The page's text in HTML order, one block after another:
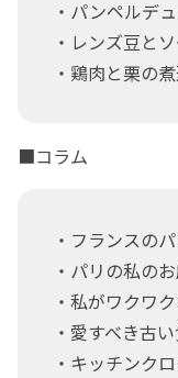
・パンペルデ
・レンズ豆と
・鶏肉と栗の
■コラム
・フランスの
・パリの私の
・私がワクワ
・愛すべき古
・キッチンク